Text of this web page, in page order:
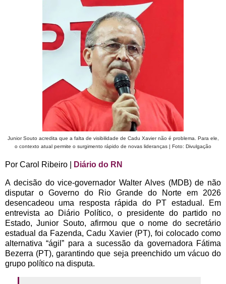
Junior Souto acredita que a falta de visibilidade de Cadu Xavier não é problema. Para ele,
o contexto atual permite o surgimento rápido de novas lideranças | Foto: Divulgação
Por Carol Ribeiro | Diário do RN
A decisão do vice-governador Walter Alves (MDB) de não
disputar o Governo do Rio Grande do Norte em 2026
desencadeou uma resposta rápida do PT estadual. Em
entrevista ao Diário Político, o presidente do partido no
Estado, Junior Souto, afirmou que o nome do secretário
estadual da Fazenda, Cadu Xavier (PT), foi colocado como
alternativa “ágil” para a sucessão da governadora Fátima
Bezerra (PT), garantindo que seja preenchido um vácuo do
grupo político na disputa.